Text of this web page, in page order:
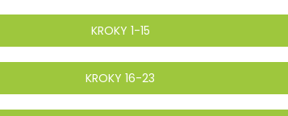
KROKY 1-15
KROKY 16-23